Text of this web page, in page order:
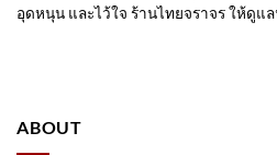
อุดหนุน และไว้ใจ ร้านไทยจราจร ให้ดูแล
ABOUT